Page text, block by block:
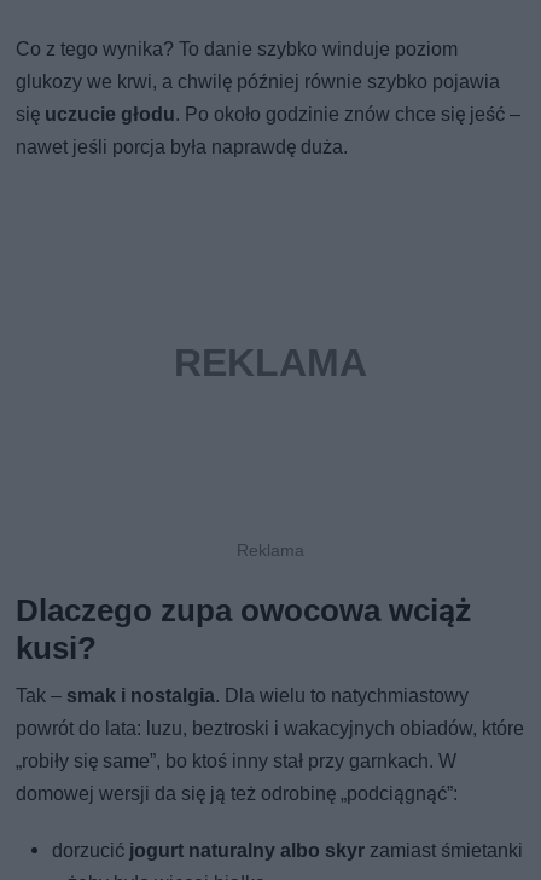
Co z tego wynika? To danie szybko winduje poziom
glukozy we krwi, a chwilę później równie szybko pojawia
się uczucie głodu. Po około godzinie znów chce się jeść –
nawet jeśli porcja była naprawdę duża.
Dlaczego zupa owocowa wciąż
kusi?
Tak – smak i nostalgia. Dla wielu to natychmiastowy
powrót do lata: luzu, beztroski i wakacyjnych obiadów, które
„robiły się same”, bo ktoś inny stał przy garnkach. W
domowej wersji da się ją też odrobinę „podciągnąć”:
dorzucić jogurt naturalny albo skyr zamiast śmietanki